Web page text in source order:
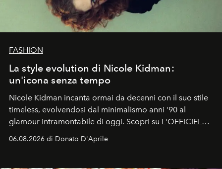
FASHION
La style evolution di Nicole Kidman:
un'icona senza tempo
Nicole Kidman incanta ormai da decenni con il suo stile
timeless, evolvendosi dal minimalismo anni '90 al
glamour intramontabile di oggi. Scopri su L'OFFICIEL
Italia la sua style evolution.
06.08.2026 di Donato D'Aprile